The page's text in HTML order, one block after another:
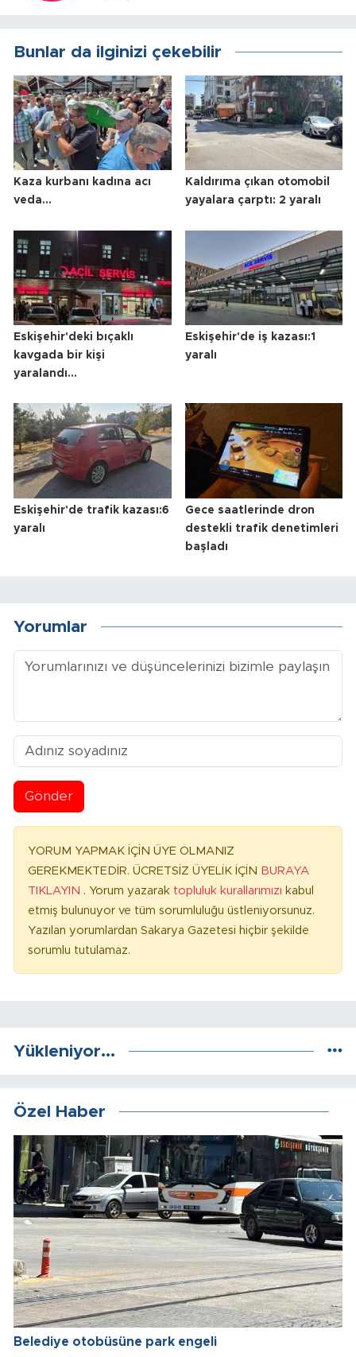
Bunlar da ilginizi çekebilir
Kaza kurbanı kadına acı
veda...
Kaldırıma çıkan otomobil
yayalara çarptı: 2 yaralı
Eskişehir'deki bıçaklı
kavgada bir kişi
yaralandı...
Eskişehir'de iş kazası:1
yaralı
Eskişehir'de trafik kazası:6
yaralı
Gece saatlerinde dron
destekli trafik denetimleri
başladı
Yorumlar
Gönder
YORUM YAPMAK İÇİN ÜYE OLMANIZ
GEREKMEKTEDİR. ÜCRETSİZ ÜYELİK İÇİN BURAYA
TIKLAYIN . Yorum yazarak topluluk kurallarımızı kabul
etmiş bulunuyor ve tüm sorumluluğu üstleniyorsunuz.
Yazılan yorumlardan Sakarya Gazetesi hiçbir şekilde
sorumlu tutulamaz.
Yükleniyor...
Özel Haber
Belediye otobüsüne park engeli